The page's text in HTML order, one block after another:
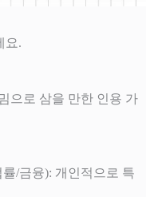
요.
으로 삼을 만한 인용 가
/금융): 개인적으로 특